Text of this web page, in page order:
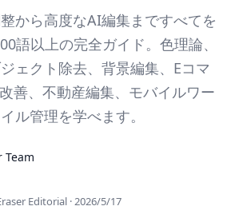
から高度なAI編集まですべてを
語以上の完全ガイド。色理論、
ェクト除去、背景編集、Eコマ
善、不動産編集、モバイルワー
ル管理を学べます。
Team
Editorial ·2026/5/17